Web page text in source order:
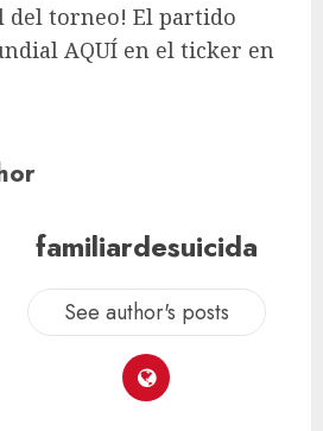
del torneo! El partido
AQUÍ en el ticker en
familiardesuicida
See author's posts